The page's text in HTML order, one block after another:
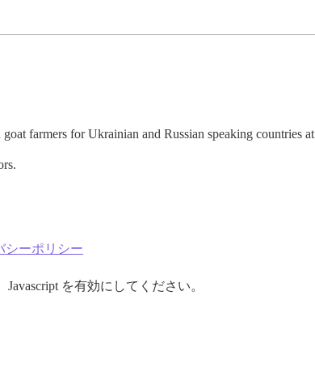
farmers for Ukrainian and Russian speaking countries at
シーポリシー
を有効にしてください。